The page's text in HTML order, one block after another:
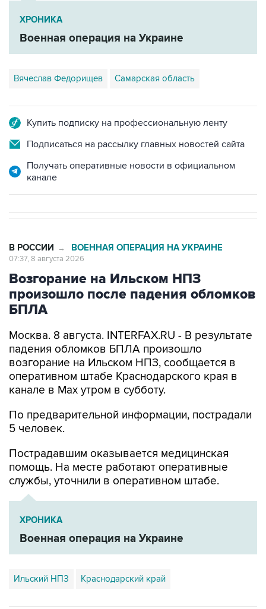
ХРОНИКА
Военная операция на Украине
Вячеслав Федорищев Самарская область
Купить подписку на профессиональную ленту
Подписаться на рассылку главных новостей сайта
Получать оперативные новости в официальном
канале
В РОССИИ → ВОЕННАЯ ОПЕРАЦИЯ НА УКРАИНЕ
07:37, 8 августа 2026
Возгорание на Ильском НПЗ
произошло после падения обломков
БПЛА
Москва. 8 августа. INTERFAX.RU - В результате
падения обломков БПЛА произошло
возгорание на Ильском НПЗ, сообщается в
оперативном штабе Краснодарского края в
канале в Max утром в субботу.
По предварительной информации, пострадали
5 человек.
Пострадавшим оказывается медицинская
помощь. На месте работают оперативные
службы, уточнили в оперативном штабе.
ХРОНИКА
Военная операция на Украине
Ильский НПЗ Краснодарский край